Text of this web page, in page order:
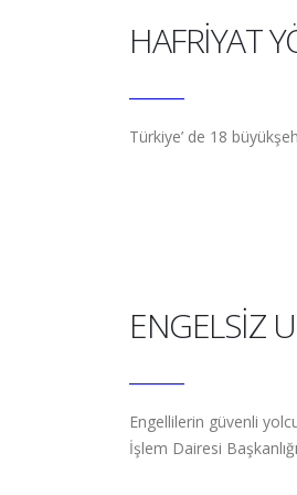
HAFRİYAT
Türkiye’ de 18
ENGELSİZ
Engellilerin güvenli
İşlem Dairesi